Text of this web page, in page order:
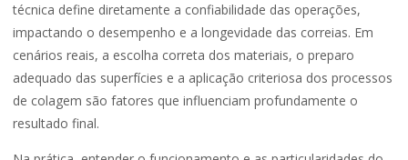
técnica define diretamente a confiabilidade das operações,
impactando o desempenho e a longevidade das correias. Em
cenários reais, a escolha correta dos materiais, o preparo
adequado das superfícies e a aplicação criteriosa dos processos
de colagem são fatores que influenciam profundamente o
resultado final.